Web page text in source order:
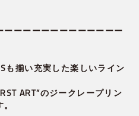
ーーーーーーーーーーーー
も揃い充実した楽しいライン
ART”のジークレープリン